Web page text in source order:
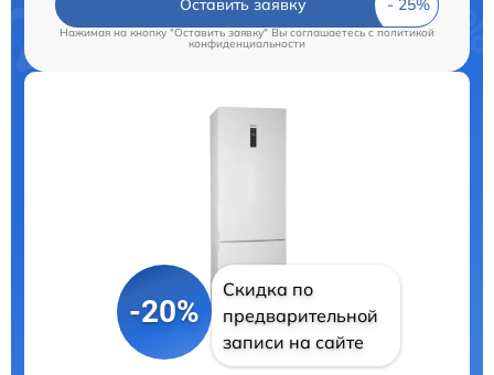
Оставить заявку
Нажимая на кнопку "Оставить заявку" Вы соглашаетесь cполитикой
конфиденциальности
-20%
Скидка по
предварительной
записи на сайте